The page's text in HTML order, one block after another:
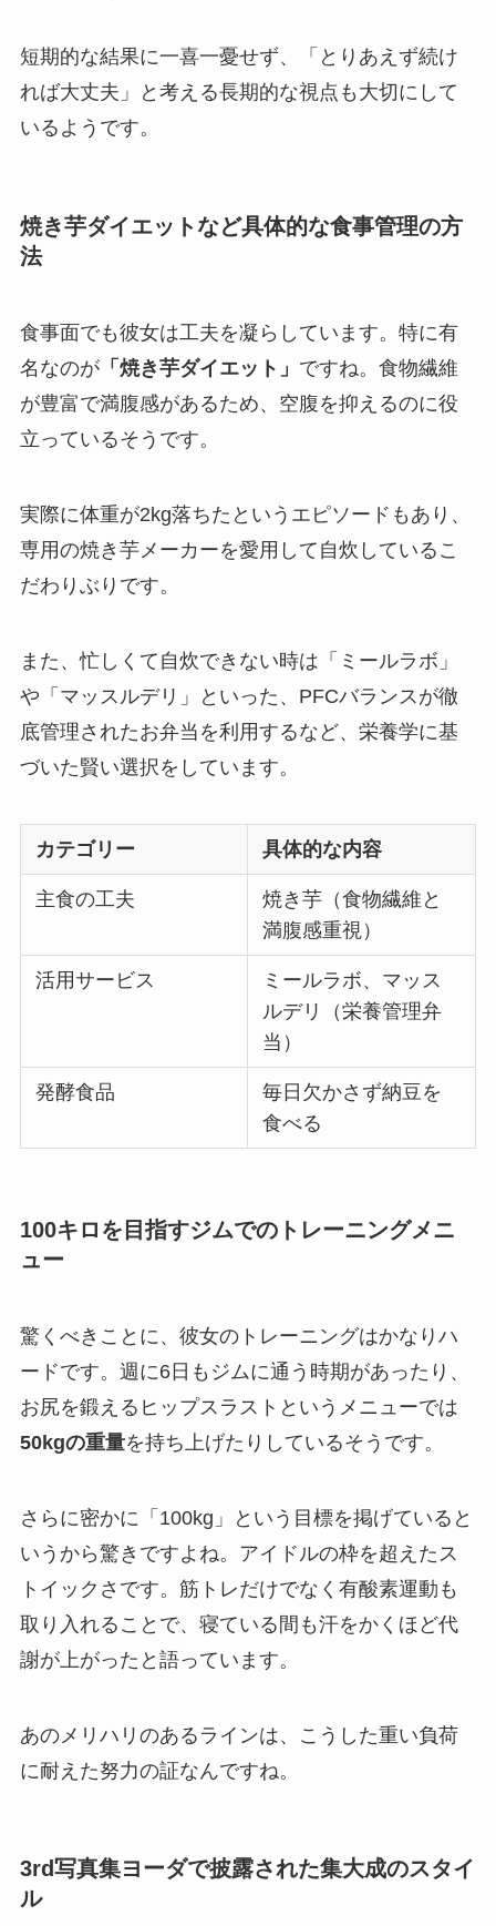
短期的な結果に一喜一憂せず、「とりあえず続け
れば大丈夫」と考える長期的な視点も大切にして
いるようです。
焼き芋ダイエットなど具体的な食事管理の方
法
食事面でも彼女は工夫を凝らしています。特に有
名なのが「焼き芋ダイエット」 ですね。食物繊維
が豊富で満腹感があるため、空腹を抑えるのに役
立っているそうです。
実際に体重が2kg落ちたというエピソードもあり、
専用の焼き芋メーカーを愛用して自炊しているこ
だわりぶりです。
また、忙しくて自炊できない時は「ミールラボ」
や「マッスルデリ」といった、PFCバランスが徹
底管理されたお弁当を利用するなど、栄養学に基
づいた賢い選択をしています。
カテゴリー 具体的な内容
主食の工夫
焼き芋（食物繊維と
満腹感重視）
活用サービス
ミールラボ、マッス
ルデリ（栄養管理弁
当）
発酵食品
毎日欠かさず納豆を
食べる
100キロを目指すジムでのトレーニングメニ
ュー
驚くべきことに、彼女のトレーニングはかなりハ
ードです。週に6日もジムに通う時期があったり、
お尻を鍛えるヒップスラストというメニューでは
50kgの重量を持ち上げたりしているそうです。
さらに密かに「100kg」という目標を掲げていると
いうから驚きですよね。アイドルの枠を超えたス
トイックさです。筋トレだけでなく有酸素運動も
取り入れることで、寝ている間も汗をかくほど代
謝が上がったと語っています。
あのメリハリのあるラインは、こうした重い負荷
に耐えた努力の証なんですね。
3rd写真集ヨーダで披露された集大成のスタイ
ル